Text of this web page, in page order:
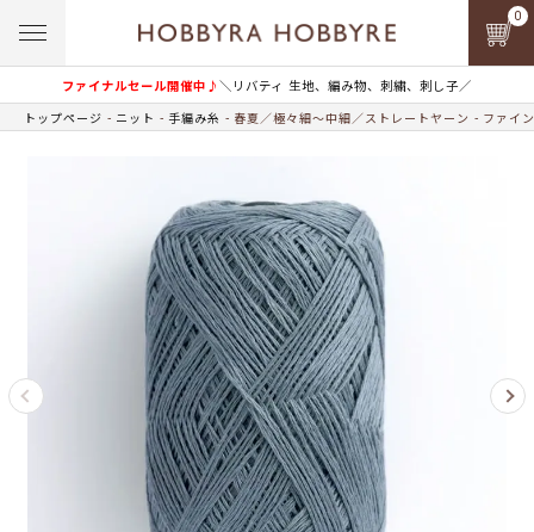
ファイナルセール開催中♪＼リバティ 生地、編み物、刺繍、刺し子／
0
トップページ ニット 手編み糸 春夏／極々細～中細／ストレートヤーン ファイ